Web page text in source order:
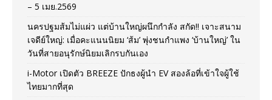
– 5 เมย.2569
นครปฐมส้มไม่แผ่ว แต่บ้านใหญ่ผนึกกำลัง สกัด!! เจาะสนาม
เจดีย์ใหญ่: เมื่อคะแนนนิยม ‘ส้ม’ พุ่งชนกำแพง ‘บ้านใหญ่’ ใน
วันที่สายอนุรักษ์นิยมเลิกรบกันเอง
i-Motor เปิดตัว BREEZE ปักธงผู้นำ EV สองล้อที่เข้าใจผู้ใช้
ไทยมากที่สุด